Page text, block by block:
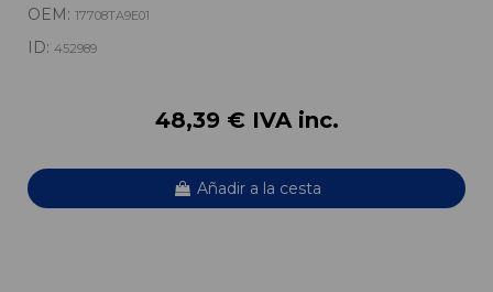
OEM: 17708TA9E01
ID: 452989
48,39 € IVA inc.
Añadir a la cesta